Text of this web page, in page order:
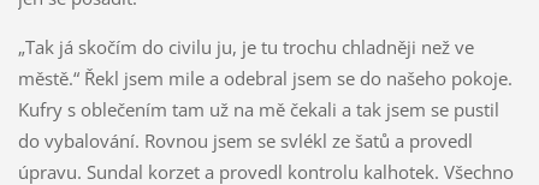
„Tak já skočím do civilu ju, je tu trochu chladněji než ve
městě.“ Řekl jsem mile a odebral jsem se do našeho pokoje.
Kufry s oblečením tam už na mě čekali a tak jsem se pustil
do vybalování. Rovnou jsem se svlékl ze šatů a provedl
úpravu. Sundal korzet a provedl kontrolu kalhotek. Všechno